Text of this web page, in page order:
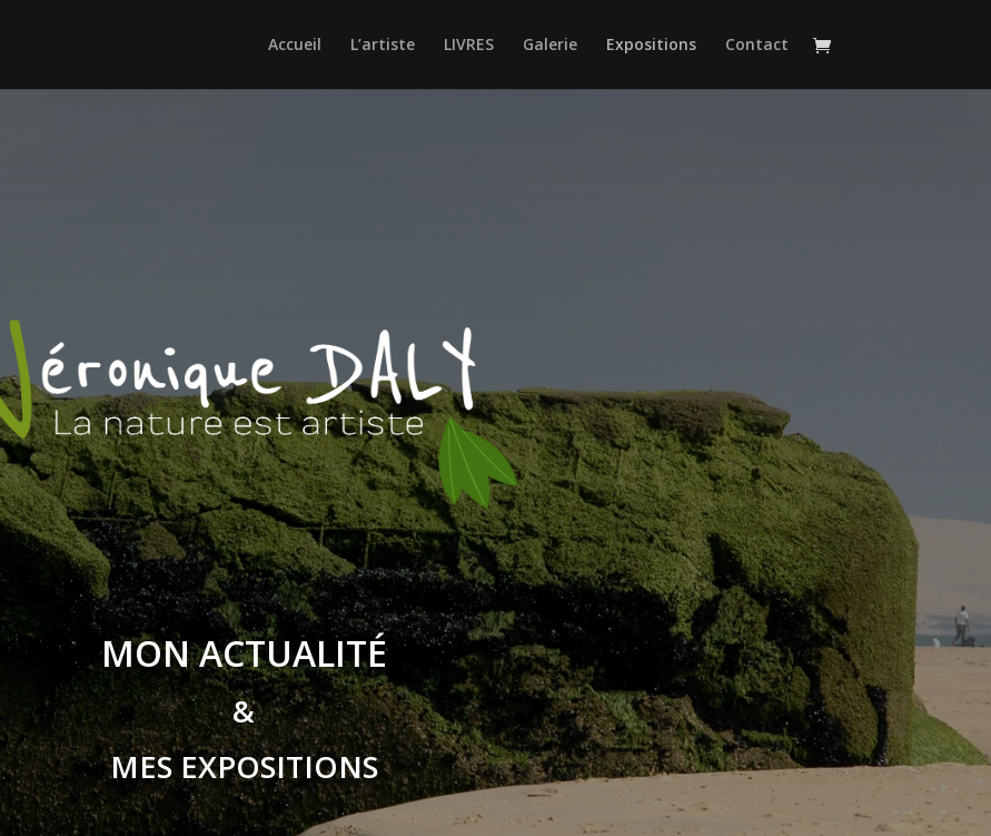
Accueil L’artiste LIVRES Galerie Expositions Contact
MON ACTUALITÉ
&
MES EXPOSITIONS